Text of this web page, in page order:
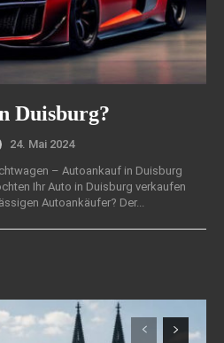
Duisburg?
24. Mai 2024
– Autoankauf in Duisburg
Ihr Auto in Duisburg verkaufen
Autoankäufer? Der...